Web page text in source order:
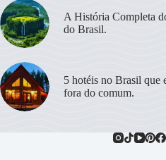
A História Completa
do Brasil.
5 hotéis no Brasil que
fora do comum.